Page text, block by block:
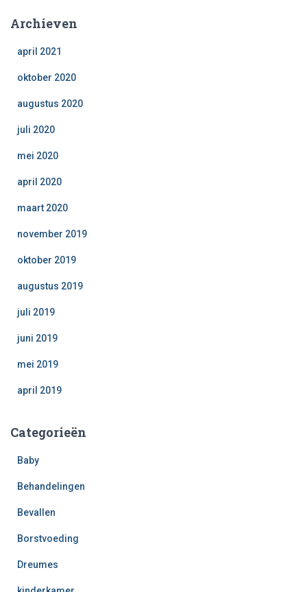
Archieven
april 2021
oktober 2020
augustus 2020
juli 2020
mei 2020
april 2020
maart 2020
november 2019
oktober 2019
augustus 2019
juli 2019
juni 2019
mei 2019
april 2019
Categorieën
Baby
Behandelingen
Bevallen
Borstvoeding
Dreumes